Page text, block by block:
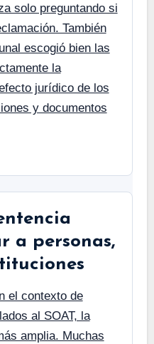
solo preguntando si
También
escogió bien las
la
jurídico de los
y documentos
a personas,
al SOAT, la
amplia. Muchas